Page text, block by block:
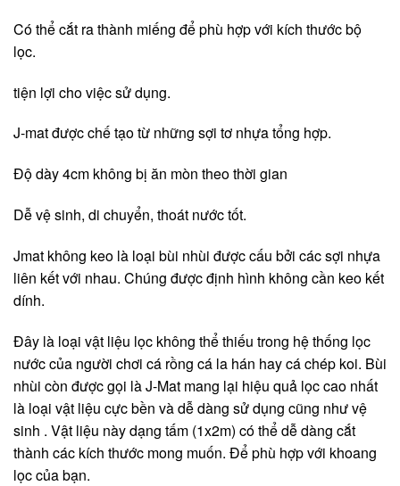
Có thể cắt ra thành miếng để phù hợp với kích thước bộ
lọc.
tiện lợi cho việc sử dụng.
J-mat được chế tạo từ những sợi tơ nhựa tổng hợp.
Độ dày 4cm không bị ăn mòn theo thời gian
Dễ vệ sinh, di chuyển, thoát nước tốt.
Jmat không keo là loại bùi nhùi được cấu bởi các sợi nhựa
liên kết với nhau. Chúng được định hình không cần keo kết
dính.
Đây là loại vật liệu lọc không thể thiếu trong hệ thống lọc
nước của người chơi cá rồng cá la hán hay cá chép koi. Bùi
nhùi còn được gọi là J-Mat mang lại hiệu quả lọc cao nhất
là loại vật liệu cực bền và dễ dàng sử dụng cũng như vệ
sinh . Vật liệu này dạng tấm (1x2m) có thể dễ dàng cắt
thành các kích thước mong muốn. Để phù hợp với khoang
lọc của bạn.